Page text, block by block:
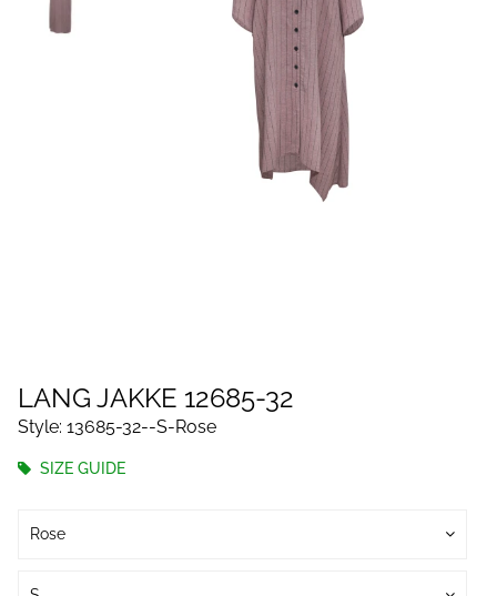
LANG JAKKE 12685-32
Style: 13685-32--S-Rose
SIZE GUIDE
Rose